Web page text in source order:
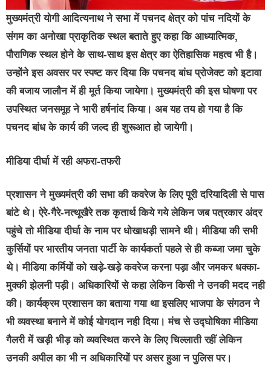
मुख्यमंत्री योगी आदित्यनाथ ने सभा में पचनद क्षेत्र को पांच नदियों के
संगम का अनोखा प्राकृतिक स्थल बताते हुए कहा कि आध्यात्मिक,
पौराणिक स्थल होने के साथ-साथ इस क्षेत्र का ऐतिहासिक महत्व भी है।
उन्होंने इस अवसर पर स्पष्ट कर दिया कि पचनद बांध प्रोजेक्ट को इटावा
की बजाय जालौन में ही मूर्त किया जायेगा। मुख्यमंत्री की इस घोषणा पर
उपस्थित जनसमूह ने भारी हर्षनांद किया। अब यह तय हो गया है कि
पचनद बांध के कार्य की जल्द ही शुरूआत हो जायेगी।
मीडिया दीर्घा में रही अफरा-तफरी
प्रशासन ने मुख्यमंत्री की सभा की कवरेज के लिए पूरी दरियादिली से पास
बांटे थे। ऐरे-गैरे-नत्थूखैरे तक कृतार्थ किये गये लेकिन जब पत्रकार अंदर
पहुंचे तो मीडिया दीर्घा के नाम पर धोखाधड़ी सामने थी। मीडिया की सभी
कुर्सियों पर भारतीय जनता पार्टी के कार्यकर्ता पहले से ही कब्जा जमा चुके
थे। मीडिया कर्मियों को खड़े-खड़े कवरेज करना पड़ा और जमकर धक्का-
मुक्की झेलनी पड़ी। अधिकारियों से कहा लेकिन किसी ने उनकी मदद नही
की। कार्यक्रम प्रशासन का बताया गया था इसलिए भाजपा के संगठन ने
भी व्यवस्था बनाने में कोई योगदान नही दिया। मंच से उद्घोषिका मीडिया
गैलरी में खड़ी भीड़ को व्यवस्थित करने के लिए चिल्लाती रहीं लेकिन
उनकी अपील का भी न अधिकारियों पर असर हुआ न पुलिस पर।